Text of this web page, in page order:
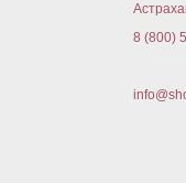
8 (800)